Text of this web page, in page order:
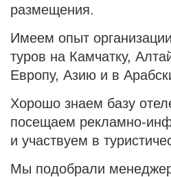
размещения.
Имеем опыт
туров на Камчатку,
Европу, Азию и в
Хорошо знаем базу
посещаем рекламно-
и участвуем в
Мы подобрали